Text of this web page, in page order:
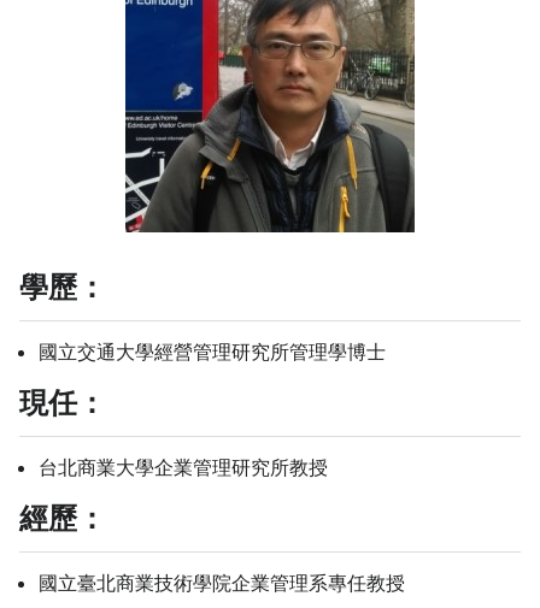
學歷：
國立交通大學經營管理研究所管理學博士
現任：
台北商業大學企業管理研究所教授
經歷：
國立臺北商業技術學院企業管理系專任教授